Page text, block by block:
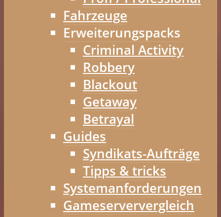
Fahrzeuge
Erweiterungspacks
Criminal Activity
Robbery
Blackout
Getaway
Betrayal
Guides
Syndikats-Aufträge
Tipps & tricks
Systemanforderungen
Gameserververgleich